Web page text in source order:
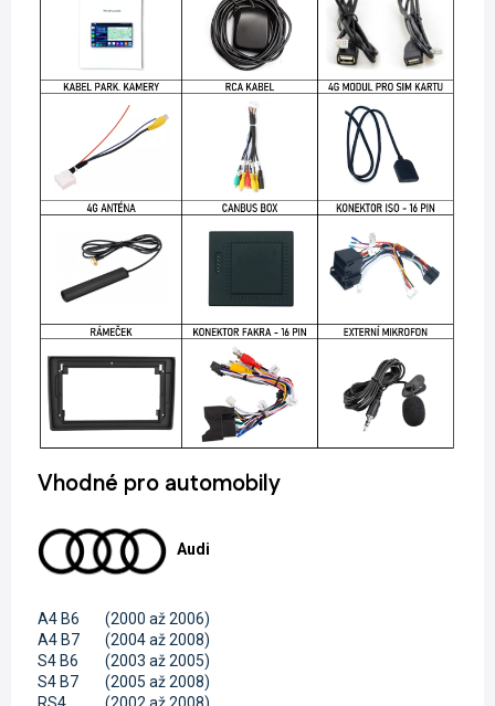
Vhodné pro automobily
Audi
A4 B6
(2000 až 2006)
A4 B7
(2004 až 2008)
S4 B6
(2003 až 2005)
S4 B7
(2005 až 2008)
RS4
(2002 až 2008)